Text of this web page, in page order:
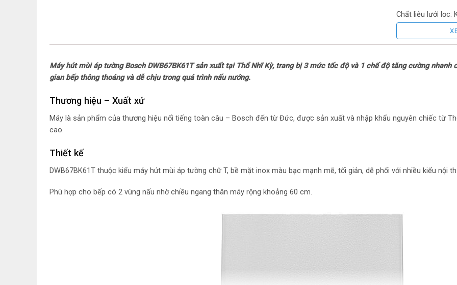
Chất liệu lưới lọc:
Bảng điều khiển:
Đường kính ống
Thương hiệu: Đức
Máy hút mùi áp tường Bosch DWB67BK61T sản xuất tại Thổ Nhĩ Kỳ, trang bị 3 mức tốc độ và 1 chế độ tăng cường
gian bếp thông thoáng và dễ chịu trong quá trình nấu nướng.
Thương hiệu – Xuất xứ
Máy là sản phẩm của thương hiệu nổi tiếng toàn câu – Bosch đến từ Đức, được sản xuất và nhập khẩu nguyên chiếc từ
cao.
Thiết kế
DWB67BK61T thuộc kiểu máy hút mùi áp tường chữ T, bề mặt inox màu bạc mạnh mẽ, tối giản, dễ phối với nhiều kiểu nội
Phù hợp cho bếp có 2 vùng nấu nhờ chiều ngang thân máy rộng khoảng 60 cm.